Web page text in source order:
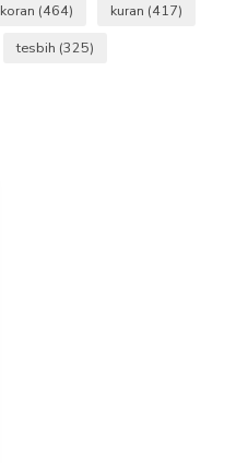
koran (464) kuran (417)
tesbih (325)